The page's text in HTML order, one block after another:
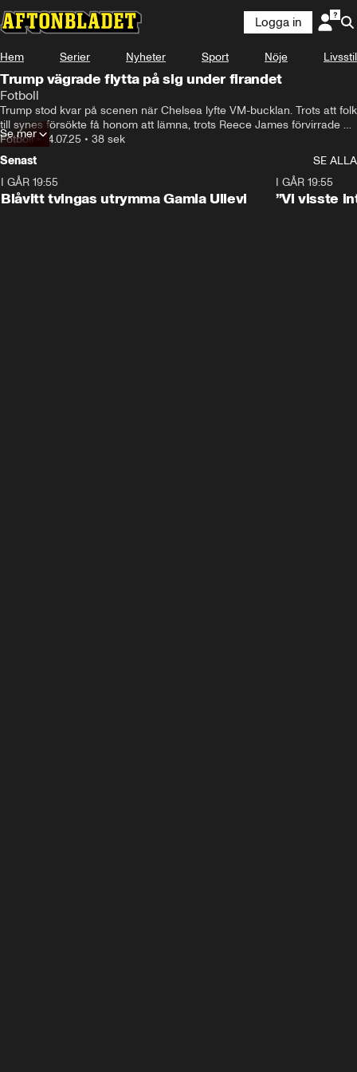
Logga in
Hem Serier Nyheter Sport Nöje Livsstil
Trump vägrade flytta på sig under firandet
Fotboll
Trump stod kvar på scenen när Chelsea lyfte VM-bucklan. Trots att folk
till synes försökte få honom att lämna, trots Reece James förvirrade
blick och trots spridda burop från läktarna.
Fotboll•14.07.25 • 38 sek
Se mer
Senast
SE ALLA
I GÅR 19:55
Blåvitt tvingas utrymma Gamla Ullevi
I GÅR 19:55
”Vi visste